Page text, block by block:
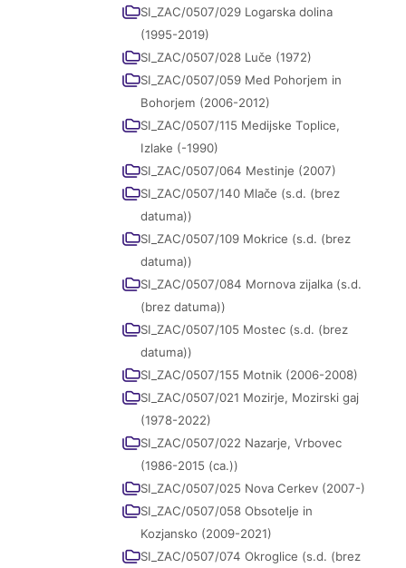
SI_ZAC/0507/029 Logarska dolina
(1995-2019)
SI_ZAC/0507/028 Luče (1972)
SI_ZAC/0507/059 Med Pohorjem in
Bohorjem (2006-2012)
SI_ZAC/0507/115 Medijske Toplice,
Izlake (-1990)
SI_ZAC/0507/064 Mestinje (2007)
SI_ZAC/0507/140 Mlače (s.d. (brez
datuma))
SI_ZAC/0507/109 Mokrice (s.d. (brez
datuma))
SI_ZAC/0507/084 Mornova zijalka (s.d.
(brez datuma))
SI_ZAC/0507/105 Mostec (s.d. (brez
datuma))
SI_ZAC/0507/155 Motnik (2006-2008)
SI_ZAC/0507/021 Mozirje, Mozirski gaj
(1978-2022)
SI_ZAC/0507/022 Nazarje, Vrbovec
(1986-2015 (ca.))
SI_ZAC/0507/025 Nova Cerkev (2007-)
SI_ZAC/0507/058 Obsotelje in
Kozjansko (2009-2021)
SI_ZAC/0507/074 Okroglice (s.d. (brez